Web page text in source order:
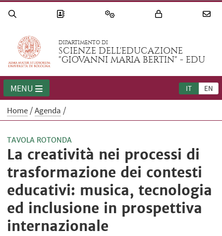
DIPARTIMENTO DI
SCIENZE DELL'EDUCAZIONE
"GIOVANNI MARIA BERTIN" - EDU
IT EN
MENU
Home Agenda
TAVOLA ROTONDA
La creatività nei processi di
trasformazione dei contesti
educativi: musica, tecnologia
ed inclusione in prospettiva
internazionale